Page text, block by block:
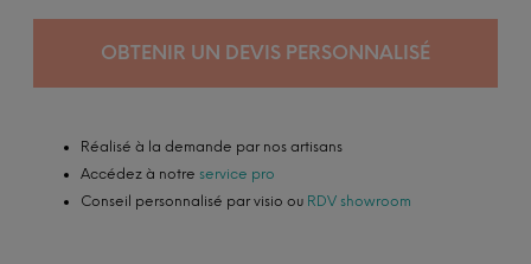
OBTENIR UN DEVIS PERSONNALISÉ
Réalisé à la demande par nos artisans
Accédez à notre service pro
Conseil personnalisé par visio ou RDV showroom